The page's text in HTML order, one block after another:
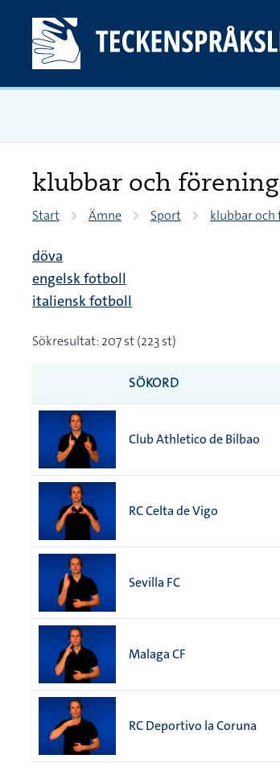
klubbar och
Start Ämne Sport klubbar
döva
engelsk fotboll
italiensk fotboll
Sökresultat: 207 st (223 st)
SÖKORD
Club Athletico de Bilbao
RC Celta de Vigo
Sevilla FC
Malaga CF
RC Deportivo la Coruna